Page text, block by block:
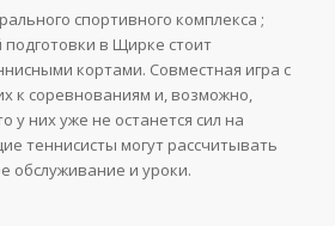
спортивного комплекса ;
в Щирке стоит
кортами. Совместная игра с
к соревнованиям и, возможно,
у них уже не останется сил на
теннисисты могут рассчитывать
обслуживание и уроки.